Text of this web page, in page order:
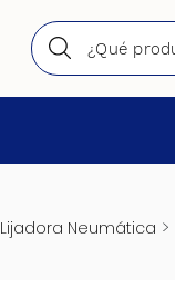
Lijadora Neumática >